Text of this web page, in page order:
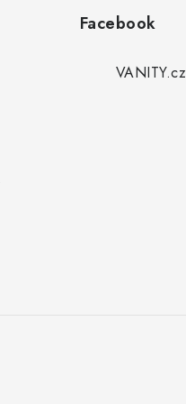
Facebook
VANITY.cz